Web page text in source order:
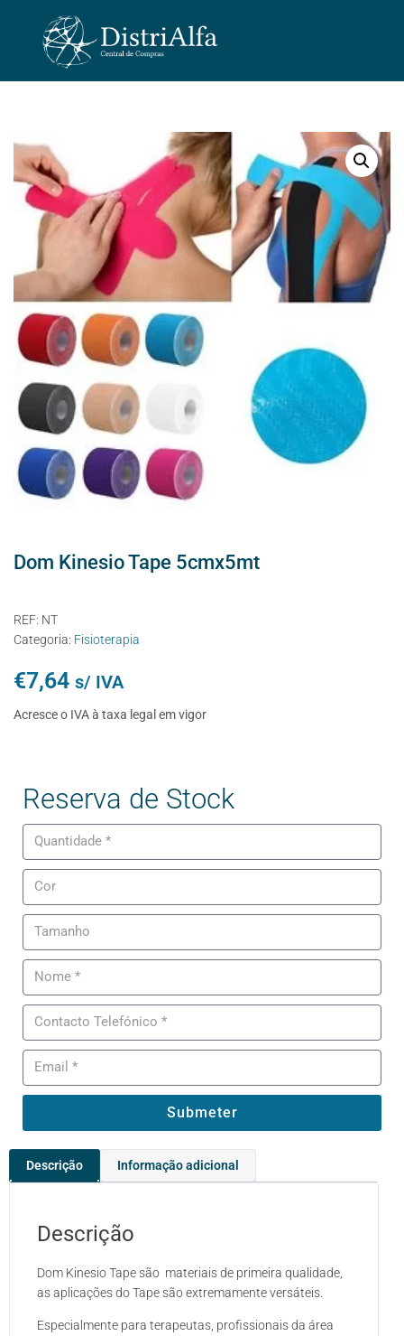
Dom Kinesio Tape 5cmx5mt
REF: NT
Categoria: Fisioterapia
€7,64 s/ IVA
Acresce o IVA à taxa legal em vigor
Reserva de Stock
Submeter
Descrição Informação adicional
Descrição
Dom Kinesio Tape são materiais de primeira qualidade,
as aplicações do Tape são extremamente versáteis.
Especialmente para terapeutas, profissionais da área